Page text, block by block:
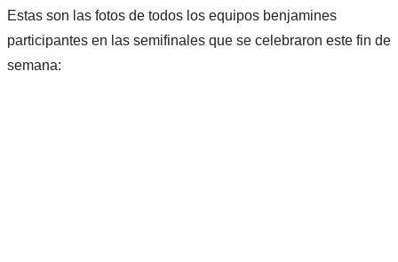
Estas son las fotos de todos los equipos benjamines
participantes en las semifinales que se celebraron este fin de
semana: